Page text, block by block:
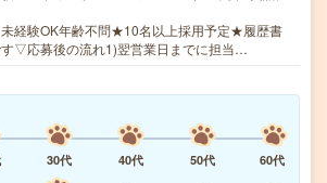
経験OK年齢不問★10名以上採用予定★履歴書
▽応募後の流れ1)翌営業日までに担当…
30代 40代 50代
60代